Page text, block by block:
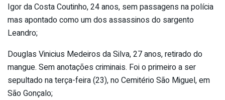
Igor da Costa Coutinho, 24 anos, sem passagens na polícia
mas apontado como um dos assassinos do sargento
Leandro;
Douglas Vinicius Medeiros da Silva, 27 anos, retirado do
mangue. Sem anotações criminais. Foi o primeiro a ser
sepultado na terça-feira (23), no Cemitério São Miguel, em
São Gonçalo;